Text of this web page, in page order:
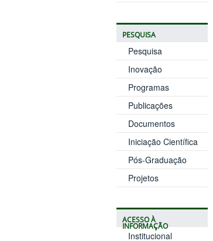
PESQUISA
Pesquisa
Inovação
Programas
Publicações
Documentos
Iniciação Científica
Pós-Graduação
Projetos
ACESSO À
INFORMAÇÃO
Institucional